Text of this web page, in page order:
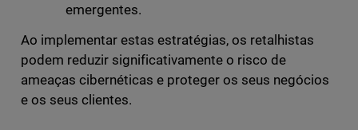
emergentes.
Ao implementar estas estratégias, os retalhistas
podem reduzir significativamente o risco de
ameaças cibernéticas e proteger os seus negócios
e os seus clientes.